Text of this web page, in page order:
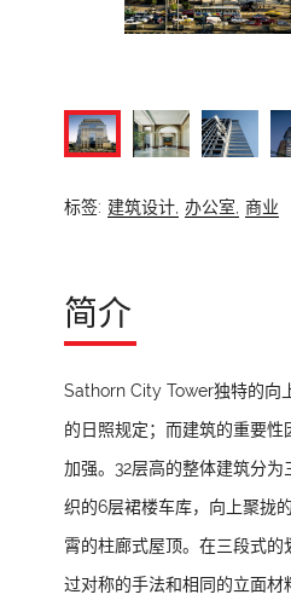
标签: 建筑设计, 办公室, 商业
简介
Sathorn City Tower独特的向
的日照规定；而建筑的重要
加强。32层高的整体建筑分
织的6层裙楼车库，向上聚拢
霄的柱廊式屋顶。在三段式的
过对称的手法和相同的立面材